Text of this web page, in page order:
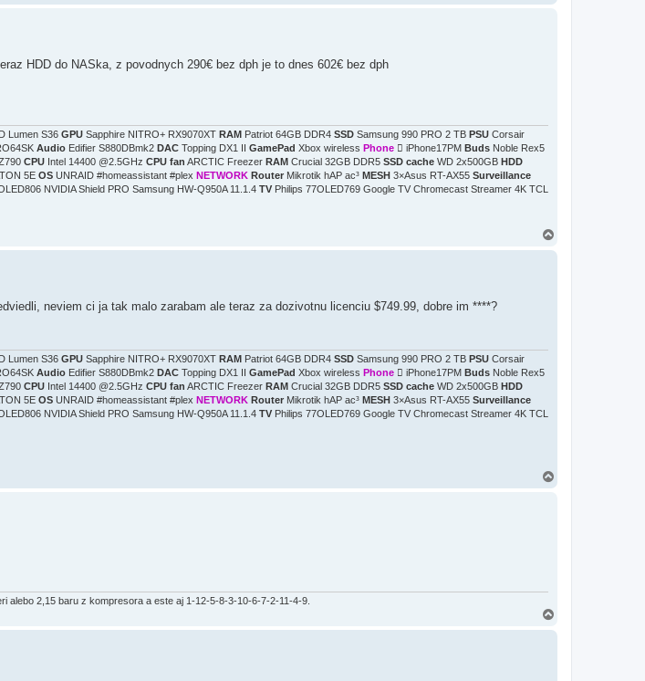
HDD do NASka, z povodnych 290€ bez dph je to dnes 602€ bez dph
Lumen S36 GPU Sapphire NITRO+ RX9070XT RAM Patriot 64GB DDR4 SSD Samsung 990 PRO 2 TB PSU Corsair
Audio Edifier S880DBmk2 DAC Topping DX1 II GamePad Xbox wireless Phone  iPhone17PM Buds Noble Rex5
CPU Intel 14400 @2.5GHz CPU fan ARCTIC Freezer RAM Crucial 32GB DDR5 SSD cache WD 2x500GB HDD
5E OS UNRAID #homeassistant #plex NETWORK Router Mikrotik hAP ac³ MESH 3×Asus RT-AX55 Surveillance
NVIDIA Shield PRO Samsung HW-Q950A 11.1.4 TV Philips 77OLED769 Google TV Chromecast Streamer 4K TCL
neviem ci ja tak malo zarabam ale teraz za dozivotnu licenciu $749.99, dobre im ****?
Lumen S36 GPU Sapphire NITRO+ RX9070XT RAM Patriot 64GB DDR4 SSD Samsung 990 PRO 2 TB PSU Corsair
Audio Edifier S880DBmk2 DAC Topping DX1 II GamePad Xbox wireless Phone  iPhone17PM Buds Noble Rex5
CPU Intel 14400 @2.5GHz CPU fan ARCTIC Freezer RAM Crucial 32GB DDR5 SSD cache WD 2x500GB HDD
5E OS UNRAID #homeassistant #plex NETWORK Router Mikrotik hAP ac³ MESH 3×Asus RT-AX55 Surveillance
NVIDIA Shield PRO Samsung HW-Q950A 11.1.4 TV Philips 77OLED769 Google TV Chromecast Streamer 4K TCL
alebo 2,15 baru z kompresora a este aj 1-12-5-8-3-10-6-7-2-11-4-9.